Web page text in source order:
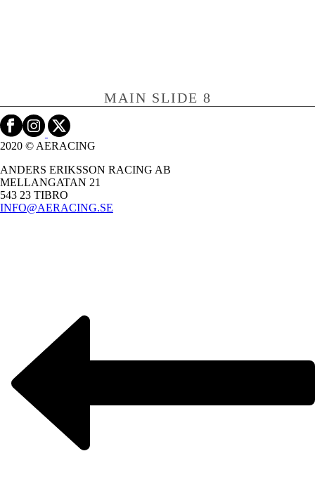
MAIN SLIDE 8
2020 © AERACING
ANDERS ERIKSSON RACING AB
MELLANGATAN 21
543 23 TIBRO
INFO@AERACING.SE